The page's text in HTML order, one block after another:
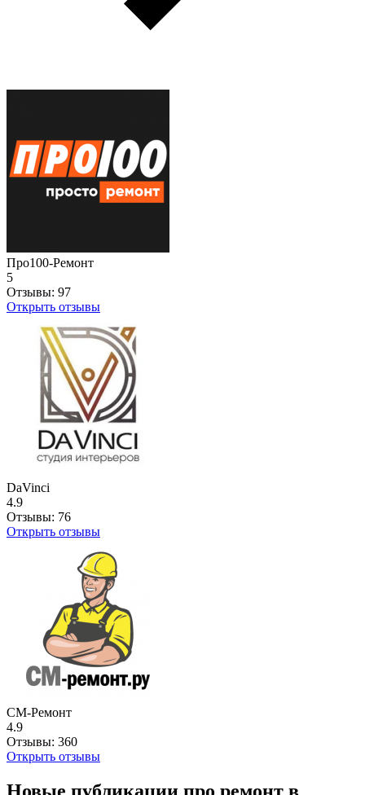
Про100-Ремонт
5
Отзывы: 97
Открыть отзывы
DaVinci
4.9
Отзывы: 76
Открыть отзывы
СМ-Ремонт
4.9
Отзывы: 360
Открыть отзывы
Новые публикации про ремонт в